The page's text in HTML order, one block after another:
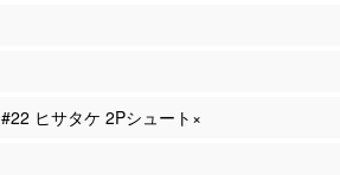
#22 ヒサタケ 2Pシュート×